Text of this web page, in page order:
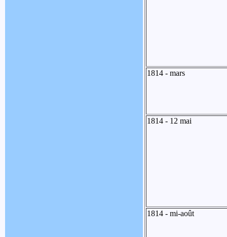
1814 - mars
1814 - 12 mai
1814 - mi-août